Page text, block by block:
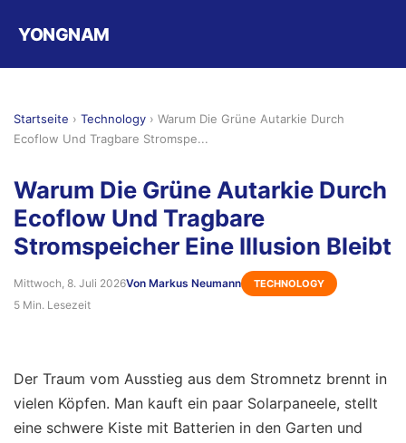
YONGNAM
Startseite › Technology › Warum Die Grüne Autarkie Durch
Ecoflow Und Tragbare Stromspe...
Warum Die Grüne Autarkie Durch
Ecoflow Und Tragbare
Stromspeicher Eine Illusion Bleibt
Mittwoch, 8. Juli 2026Von Markus Neumann TECHNOLOGY
5 Min. Lesezeit
Der Traum vom Ausstieg aus dem Stromnetz brennt in
vielen Köpfen. Man kauft ein paar Solarpaneele, stellt
eine schwere Kiste mit Batterien in den Garten und